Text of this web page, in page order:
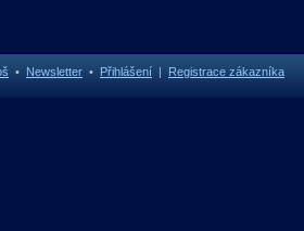
• Newsletter • Přihlášení | Registrace zákazníka